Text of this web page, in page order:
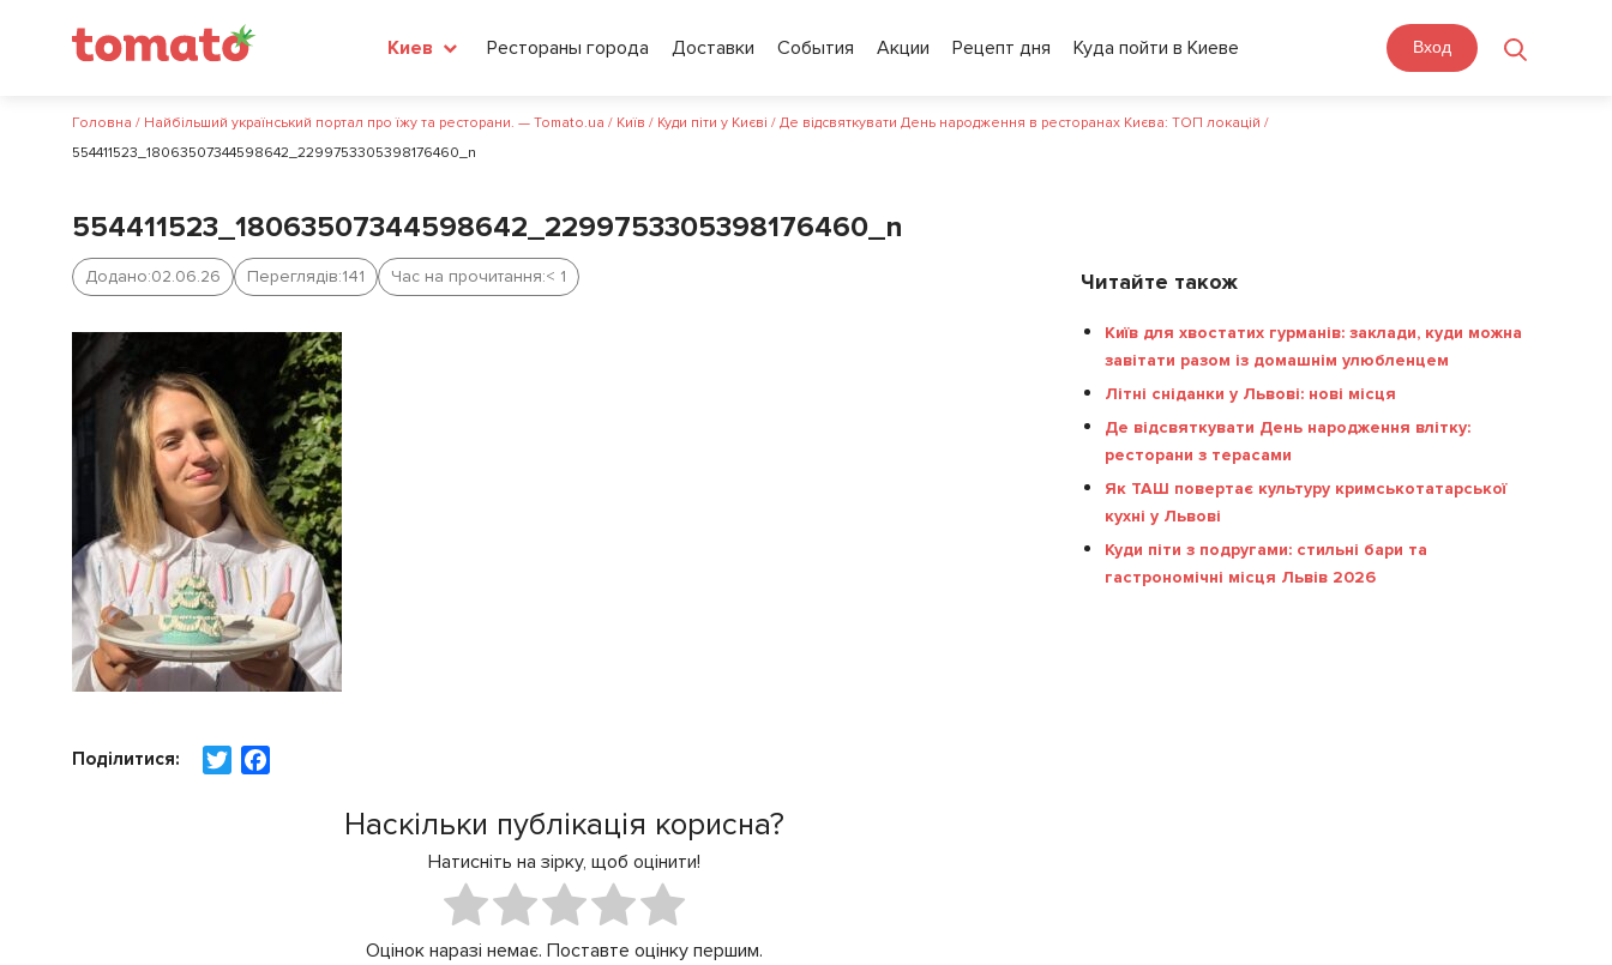
Киев Рестораны города Доставки События Акции Рецепт дня Куда пойти в Киеве Вход
Головна / Найбільший український портал про їжу та ресторани. — Tomato.ua / Київ / Куди піти у Києві / Де відсвяткувати День народження в ресторанах Києва: ТОП локацій /
554411523_18063507344598642_2299753305398176460_n
554411523_18063507344598642_2299753305398176460_n
Додано:02.06.26 Переглядів:141 Час на прочитання:< 1
Поділитися:
Наскільки публікація корисна?
Натисніть на зірку, щоб оцінити!
Оцінок наразі немає. Поставте оцінку першим.
Читайте також
Київ для хвостатих гурманів: заклади, куди можна
завітати разом із домашнім улюбленцем
Літні сніданки у Львові: нові місця
Де відсвяткувати День народження влітку:
ресторани з терасами
Як ТАШ повертає культуру кримськотатарської
кухні у Львові
Куди піти з подругами: стильні бари та
гастрономічні місця Львів 2026